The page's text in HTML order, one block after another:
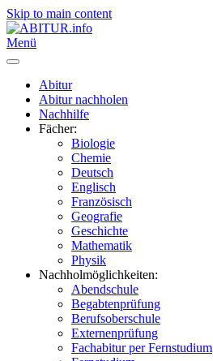
Skip to main content
Menü
Abitur
Abitur nachholen
Nachhilfe
Fächer:
Biologie
Chemie
Deutsch
Englisch
Französisch
Geografie
Geschichte
Mathematik
Physik
Nachholmöglichkeiten:
Abendschule
Begabtenprüfung
Berufsoberschule
Externenprüfung
Fachabitur per Fernstudium